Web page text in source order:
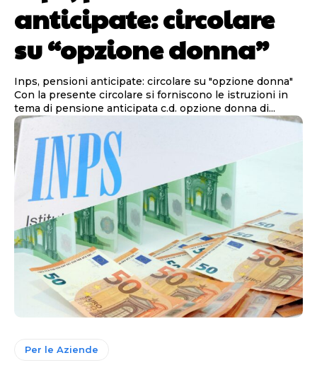
anticipate: circolare
su “opzione donna”
Inps, pensioni anticipate: circolare su "opzione donna"
Con la presente circolare si forniscono le istruzioni in
tema di pensione anticipata c.d. opzione donna di...
Per le Aziende